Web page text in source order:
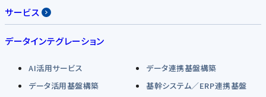
サービス
データインテグレーション
AI活用サービス
データ連携基盤構築
データ活用基盤構築
基幹システム／ERP連携基盤